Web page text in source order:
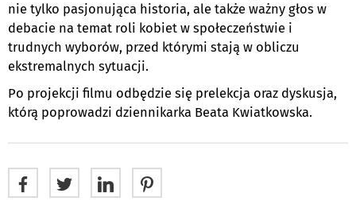
nie tylko pasjonująca historia, ale także ważny głos w
debacie na temat roli kobiet w społeczeństwie i
trudnych wyborów, przed którymi stają w obliczu
ekstremalnych sytuacji.
Po projekcji filmu odbędzie się prelekcja oraz dyskusja,
którą poprowadzi dziennikarka Beata Kwiatkowska.